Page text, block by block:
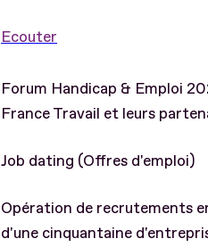
Ecouter
Forum Handicap & Emploi
France Travail et leurs
Job dating (Offres d'emploi)
Opération de recrutements
d'une cinquantaine